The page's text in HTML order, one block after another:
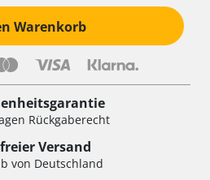
Warenkorb
Rückgaberecht
Versand
von Deutschland